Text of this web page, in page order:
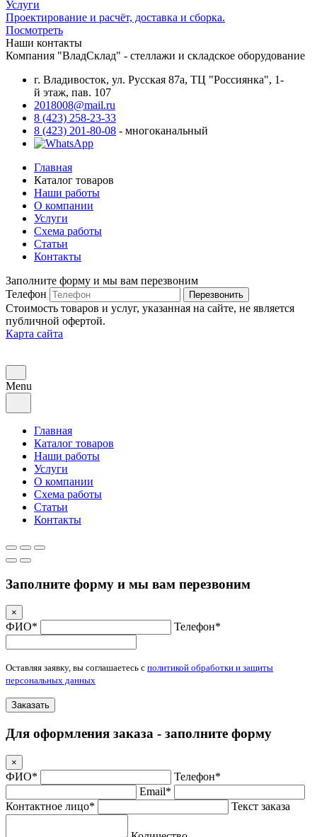
Услуги
Проектирование и расчёт, доставка и сборка.
Посмотреть
Наши контакты
Компания "ВладСклад" - стеллажи и складское оборудование
г. Владивосток, ул. Русская 87а, ТЦ "Россиянка", 1-
й этаж, пав. 107
2018008@mail.ru
8 (423) 258-23-33
8 (423) 201-80-08 - многоканальный
Главная
Каталог товаров
Наши работы
О компании
Услуги
Схема работы
Статьи
Контакты
Заполните форму и мы вам перезвоним
Телефон
Перезвонить
Стоимость товаров и услуг, указанная на сайте, не является
публичной офертой.
Карта сайта
Menu
Главная
Каталог товаров
Наши работы
Услуги
О компании
Схема работы
Статьи
Контакты
Заполните форму и мы вам перезвоним
×
ФИО* Телефон*
Оставляя заявку, вы соглашаетесь с политикой обработки и защиты
персональных данных
Заказать
Для оформления заказа - заполните форму
×
ФИО*
Телефон*
Email*
Контактное лицо*
Текст заказа